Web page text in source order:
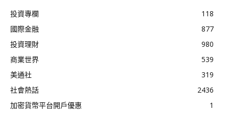
投資專欄
118
國際金融
877
投資理財
980
商業世界
539
美通社
319
社會熱話
2436
加密貨幣平台開戶優惠
1